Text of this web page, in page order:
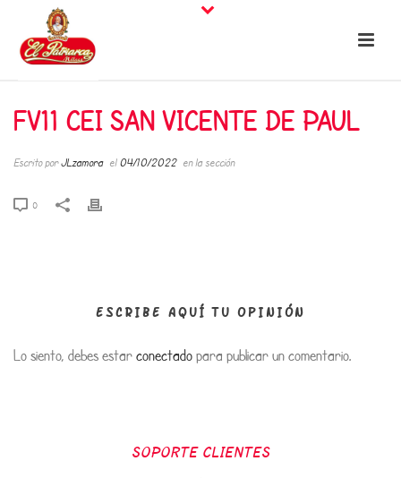
FV11 CEI SAN VICENTE DE PAUL
Escrito porJLzamora el 04/10/2022 en la sección
0
ESCRIBE AQUÍ TU OPINIÓN
Lo siento, debes estarconectadopara publicar un comentario.
SOPORTE CLIENTES